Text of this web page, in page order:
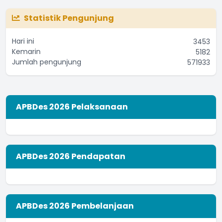
Apakah produsen sudah memiliki Ijin Rumah Tangga
(IRT)?
...
selengkapnya
Yoseph Mario
02 September 2021 11:53:33
Statistik Pengunjung
Hari ini
3453
Kemarin
5182
Jumlah pengunjung
571933
APBDes 2026 Pelaksanaan
APBDes 2026 Pendapatan
APBDes 2026 Pembelanjaan